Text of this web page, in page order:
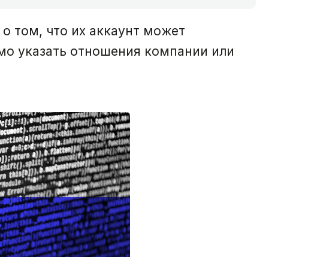
том, что их аккаунт может
указать отношения компании или